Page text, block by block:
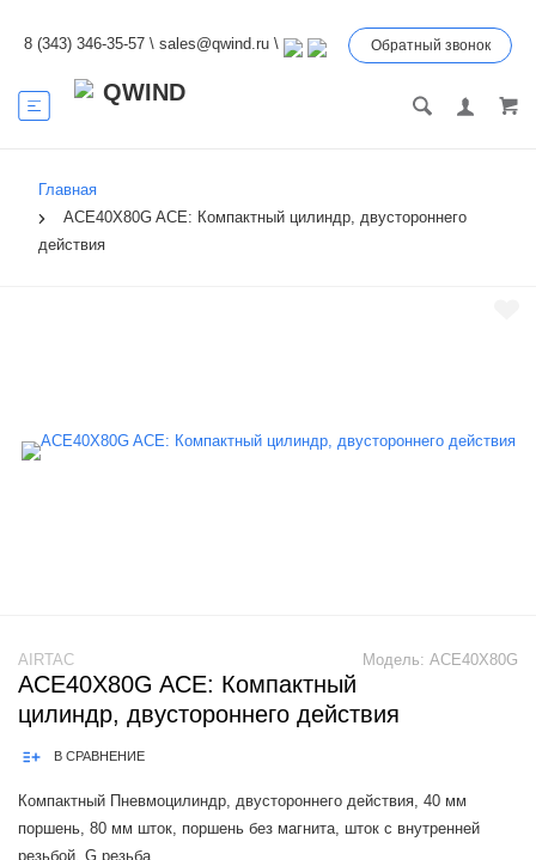
8 (343) 346-35-57 \ sales@qwind.ru \ Обратный звонок
Главная
ACE40X80G ACE: Компактный цилиндр, двустороннего
действия
Модель: ACE40X80G
AIRTAC
ACE40X80G ACE: Компактный
цилиндр, двустороннего действия
В СРАВНЕНИЕ
Компактный Пневмоцилиндр, двустороннего действия, 40 мм
поршень, 80 мм шток, поршень без магнита, шток с внутренней
резьбой, G резьба